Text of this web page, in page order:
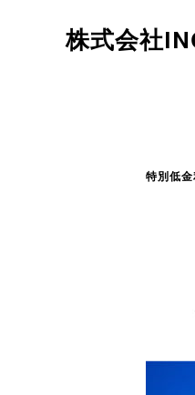
株式会社
特別低